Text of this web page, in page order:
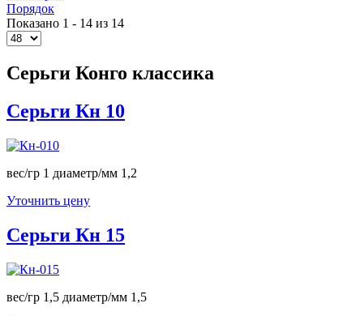
Порядок
Показано 1 - 14 из 14
Серьги Конго классика
Серьги Кн 10
вес/гр 1 диаметр/мм 1,2
Уточнить цену
Серьги Кн 15
вес/гр 1,5 диаметр/мм 1,5